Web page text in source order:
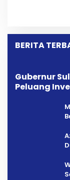
BERITA
Gubernur
Peluang